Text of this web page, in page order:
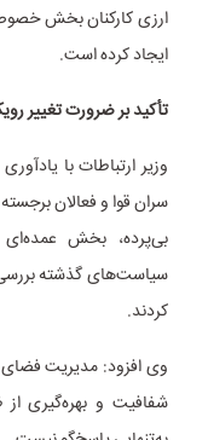
ارزی کارکنان بخش
ایجاد کرده است.
تأکید بر ضرورت تغییر
وزیر ارتباطات با
سران قوا و فعالان
بی‌پرده، بخش
سیاست‌های گذشته بررسی
کردند.
وی افزود: مدیریت فضای
شفافیت و بهره‌گیری